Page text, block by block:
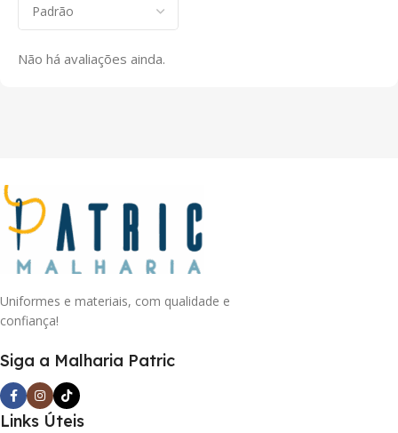
Não há avaliações ainda.
Uniformes e materiais, com qualidade e
confiança!
Siga a Malharia Patric
Links Úteis